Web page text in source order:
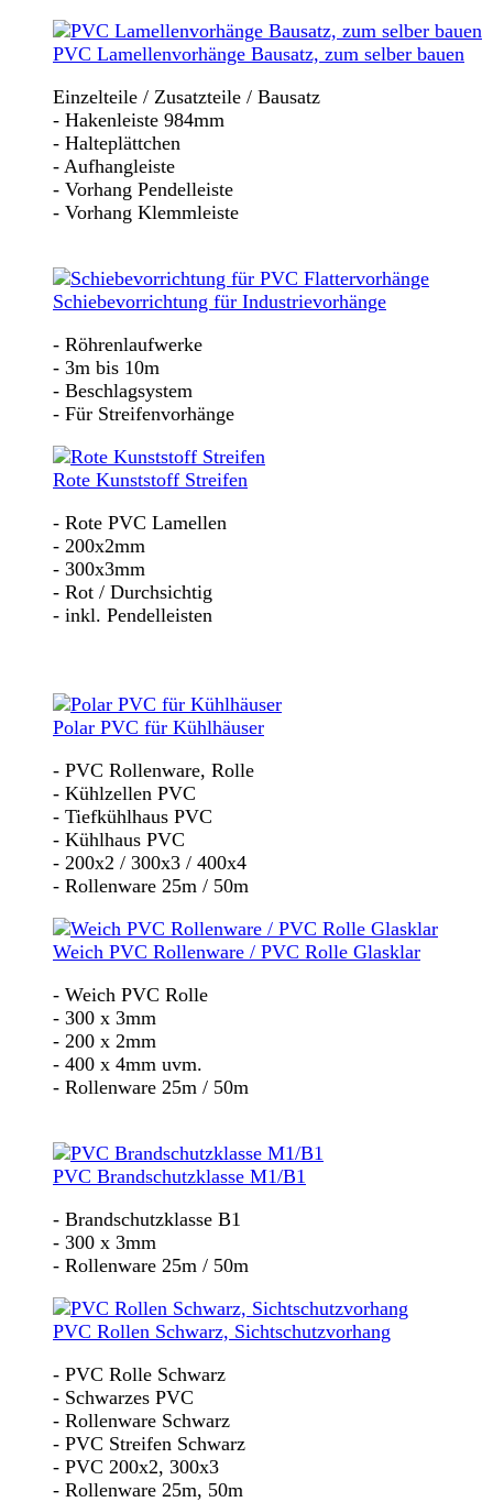
PVC Lamellenvorhänge Bausatz, zum selber bauen
Einzelteile / Zusatzteile / Bausatz
- Hakenleiste 984mm
- Halteplättchen
- Aufhangleiste
- Vorhang Pendelleiste
- Vorhang Klemmleiste
Schiebevorrichtung für Industrievorhänge
- Röhrenlaufwerke
- 3m bis 10m
- Beschlagsystem
- Für Streifenvorhänge
Rote Kunststoff Streifen
- Rote PVC Lamellen
- 200x2mm
- 300x3mm
- Rot / Durchsichtig
- inkl. Pendelleisten
Polar PVC für Kühlhäuser
- PVC Rollenware, Rolle
- Kühlzellen PVC
- Tiefkühlhaus PVC
- Kühlhaus PVC
- 200x2 / 300x3 / 400x4
- Rollenware 25m / 50m
Weich PVC Rollenware / PVC Rolle Glasklar
- Weich PVC Rolle
- 300 x 3mm
- 200 x 2mm
- 400 x 4mm uvm.
- Rollenware 25m / 50m
PVC Brandschutzklasse M1/B1
- Brandschutzklasse B1
- 300 x 3mm
- Rollenware 25m / 50m
PVC Rollen Schwarz, Sichtschutzvorhang
- PVC Rolle Schwarz
- Schwarzes PVC
- Rollenware Schwarz
- PVC Streifen Schwarz
- PVC 200x2, 300x3
- Rollenware 25m, 50m